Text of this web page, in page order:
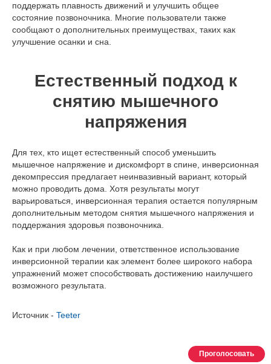
поддержать плавность движений и улучшить общее
состояние позвоночника. Многие пользователи также
сообщают о дополнительных преимуществах, таких как
улучшение осанки и сна.
Естественный подход к
снятию мышечного
напряжения
Для тех, кто ищет естественный способ уменьшить
мышечное напряжение и дискомфорт в спине, инверсионная
декомпрессия предлагает неинвазивный вариант, который
можно проводить дома. Хотя результаты могут
варьироваться, инверсионная терапия остается популярным
дополнительным методом снятия мышечного напряжения и
поддержания здоровья позвоночника.
Как и при любом лечении, ответственное использование
инверсионной терапии как элемент более широкого набора
упражнений может способствовать достижению наилучшего
возможного результата.
Источник - Teeter
Проголосовать